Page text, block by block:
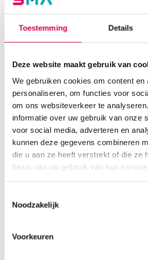
Toestemming Details
Deze website maakt gebruik van
We gebruiken cookies om content en
personaliseren, om functies voor
om ons websiteverkeer te
informatie over uw gebruik van onze
voor social media, adverteren en
kunnen deze gegevens combineren
die u aan ze heeft verstrekt of die ze
basis van uw gebruik van hun
Noodzakelijk
Voorkeuren
08:30 tot 17:00
Bel Anca
Ook interessant